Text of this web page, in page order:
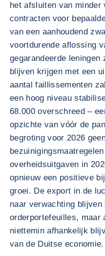
het afsluiten van
contracten voor
van een aanhoudend
voortdurende aflossing
gegarandeerde
blijven krijgen met een
aantal faillissementen
een hoog niveau
68.000 overschreed –
opzichte van vóór de
begroting voor 2026
overheidsuitgaven in
opnieuw een positieve
groei. De export in de
naar verwachting
orderportefeuilles, maar
niettemin afhankelijk
van de Duitse economie.